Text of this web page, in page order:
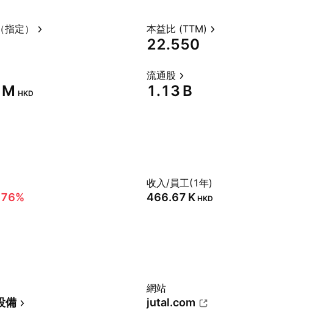
定） 本益比 (TTM)
22.550
HKD
流通股
‪1.13 B‬
收入/員工(1年)
‪466.67 K‬ HKD
備
網站
jutal.com